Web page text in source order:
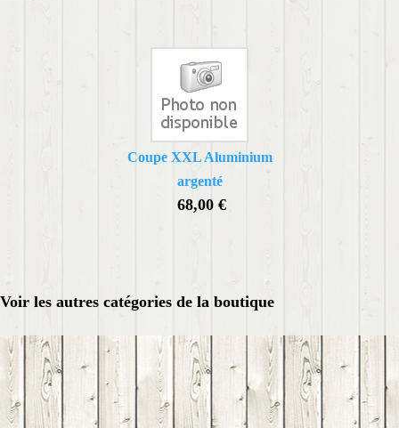
Coupe XXL Aluminium
argenté
68,00 €
Voir les autres catégories de la boutique